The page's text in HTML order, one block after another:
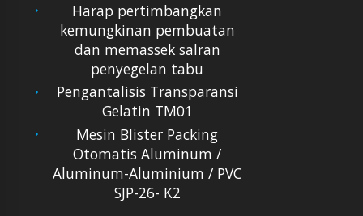
Harap pertimbangkan
kemungkinan pembuatan
dan memassek salran
penyegelan tabu
Pengantalisis Transparansi
Gelatin TM01
Mesin Blister Packing
Otomatis Aluminum /
Aluminum-Aluminium / PVC
SJP-26- K2